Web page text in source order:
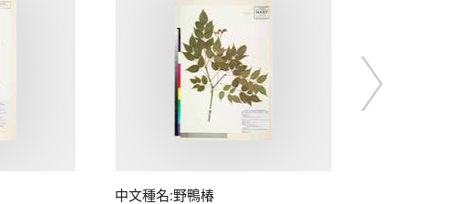
中文種名:野鴨椿